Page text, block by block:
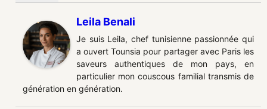
Leila Benali
Je suis Leila, chef tunisienne passionnée qui
a ouvert Tounsia pour partager avec Paris les
saveurs authentiques de mon pays, en
particulier mon couscous familial transmis de
génération en génération.